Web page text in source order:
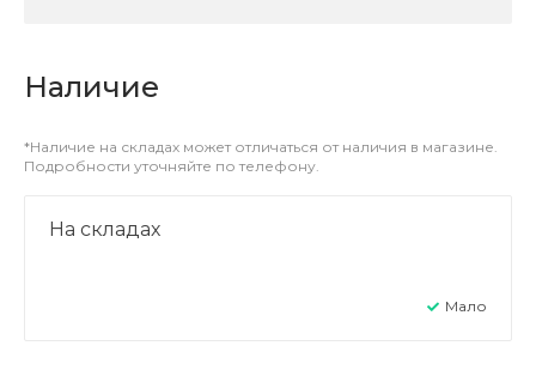
Наличие
*Наличие на складах может отличаться от наличия в магазине.
Подробности уточняйте по телефону.
На складах
Мало